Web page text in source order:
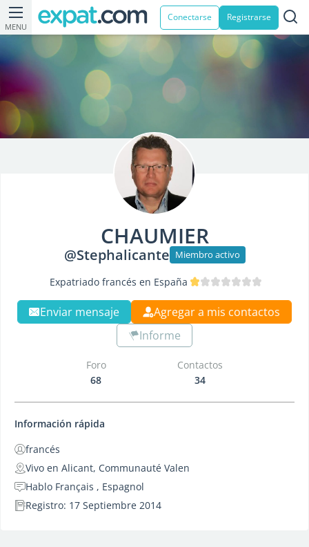
MENU
Conectarse Registrarse
CHAUMIER
@Stephalicante Miembro activo
Expatriado francés en España
Enviar mensaje
Agregar a mis contactos
Informe
Foro
68
Contactos
34
Información rápida
francés
Vivo en Alicant, Communauté Valen
Hablo Français , Espagnol
Registro: 17 Septiembre 2014